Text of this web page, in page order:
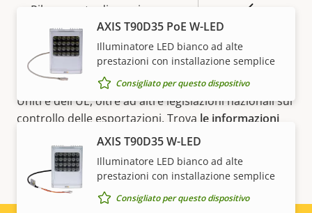
Descrizione
della
proprietà
Valore
della
proprietà
Rilevamento di suoni
Antimanomissione attiva
Ingressi/uscite allarmi -
Rete
Descrizione
della
Valore
proprietà
Classe PoE
AXIS T90D35 PoE W-LED
Illuminatore LED bianco ad alte
prestazioni con installazione semplice
Consigliato per questo dispositivo
AXIS T90D35 W-LED
Illuminatore LED bianco ad alte
prestazioni con installazione semplice
Consigliato per questo dispositivo
NOTA
I dispositivi Axis possono essere soggetti alle
normative sul controllo delle esportazioni degli Stati
Uniti e dell'UE, oltre ad altre legislazioni nazionali sul
controllo delle esportazioni. Trova le informazioni
sulla conformità all'esportazione per il tuo prodotto